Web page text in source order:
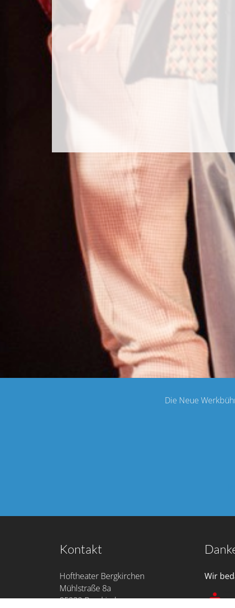
Die Neue
Kontakt
Hoftheater Bergkirchen
Mühlstraße 8a
85232 Bergkirchen
Wir